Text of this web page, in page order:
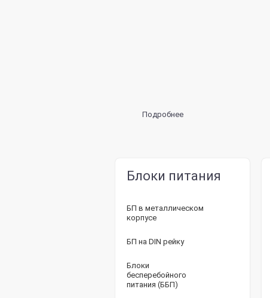
Подробнее
Блоки питания
БП в металлическом
корпусе
БП на DIN рейку
Блоки
бесперебойного
питания (ББП)